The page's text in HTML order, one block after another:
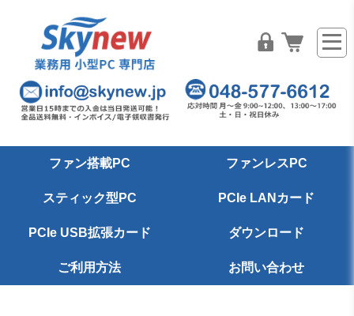
ファン搭載PC ファンレスPC
スティック型PC PCIe LANカード
PCIe USB拡張カード ダウンロード
ご利用方法 お問い合わせ